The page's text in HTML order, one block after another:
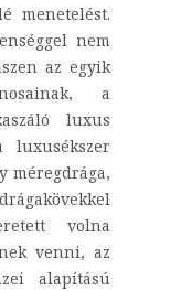
menetelést.
nem
az egyik
a
luxus
méregdrága,
volna
venni, az
alapítású